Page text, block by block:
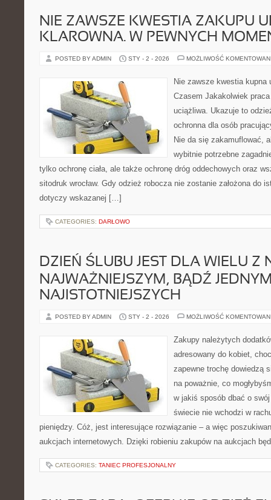
NIE ZAWSZE KWESTIA ZAKUPU
KLAROWNA. W PEWNYCH
POSTED BY ADMIN STY - 2 - 2026 MOŻLIWOŚĆ
Nie zawsze kwestia kupna
Czasem Jakakolwiek
uciążliwa. Ukazuje to
ochronna dla osób
Nie da się zakamuflować,
wybitnie potrzebne
tylko ochronę ciała, ale także ochronę dróg oddechowych oraz
sitodruk wrocław. Gdy odzież robocza nie zostanie założona do
dotyczy wskazanej […]
CATEGORIES: DARŁOWO
DZIEŃ ŚLUBU JEST DLA WIELU Z
NAJWAŻNIEJSZYM, BĄDŹ
NAJISTOTNIEJSZYCH
POSTED BY ADMIN STY - 2 - 2026 MOŻLIWOŚĆ
Zakupy należytych
adresowany do kobiet,
zapewne trochę dowiedzą
na poważnie, co
w jakiś sposób dbać o
świecie nie wchodzi w
pieniędzy. Cóż, jest interesujące rozwiązanie – a więc
aukcjach internetowych. Dzięki robieniu zakupów na aukcjach
CATEGORIES: TANIEC PROFESJONALNY